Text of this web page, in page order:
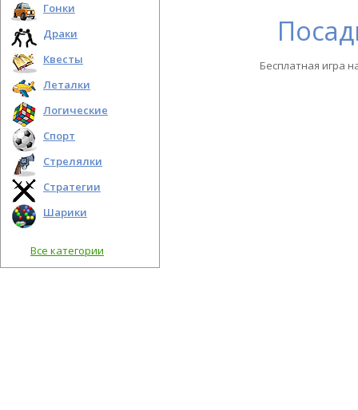
Гонки
Драки
Квесты
Леталки
Логические
Спорт
Стрелялки
Стратегии
Шарики
Все категории
Бесплатная игра